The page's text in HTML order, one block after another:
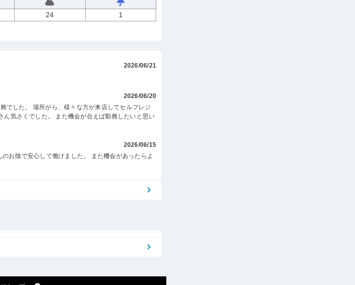
24 1
2026/06/21
2026/06/20
でした。 場所がら、様々な方が来店してセルフレジ
気さくでした。 また機会が合えば勤務したいと思い
2026/06/15
お陰で安心して働けました。 また機会があったらよ